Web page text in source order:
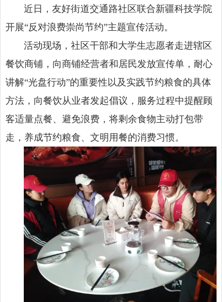
近日，友好街道交通路社区联合新疆科技学院
开展“反对浪费崇尚节约”主题宣传活动。
活动现场，社区干部和大学生志愿者走进辖区
餐饮商铺，向商铺经营者和居民发放宣传单，耐心
讲解“光盘行动”的重要性以及实践节约粮食的具体
方法，向餐饮从业者发起倡议，服务过程中提醒顾
客适量点餐、避免浪费，将剩余食物主动打包带
走，养成节约粮食、文明用餐的消费习惯。